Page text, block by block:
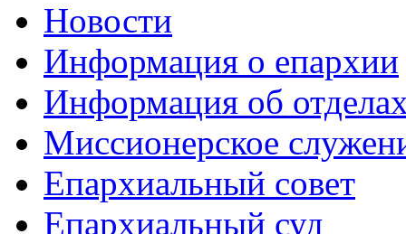
Новости
Информация о епархии
Информация об
Миссионерское
Епархиальный совет
Епархиальный суд